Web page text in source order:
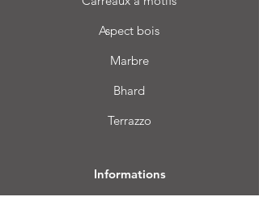
Aspect bois
Marbre
Bhard
Terrazzo
Informations